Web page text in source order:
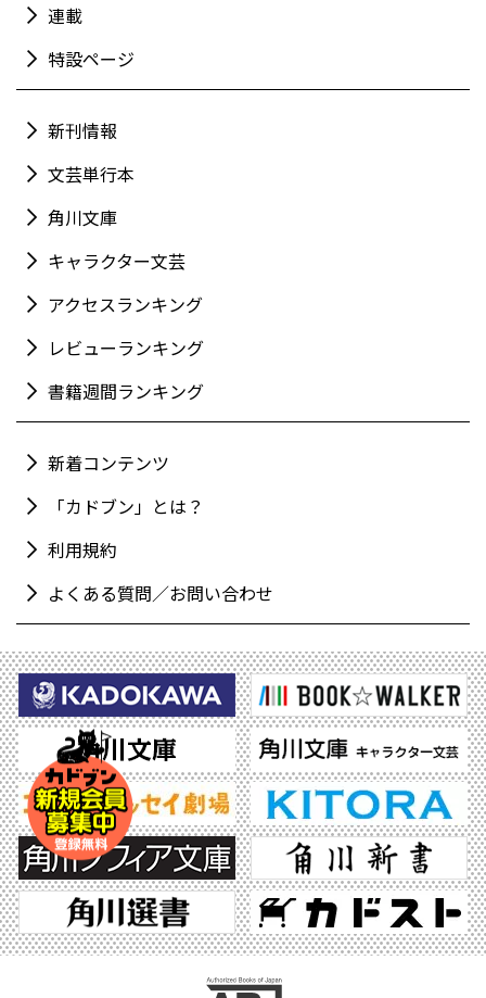
連載
特設ページ
新刊情報
文芸単行本
角川文庫
キャラクター文芸
アクセスランキング
レビューランキング
書籍週間ランキング
新着コンテンツ
「カドブン」とは？
利用規約
よくある質問／お問い合わせ